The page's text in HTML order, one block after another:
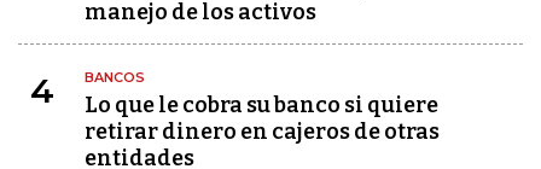
manejo de los activos
4 BANCOS
Lo que le cobra su banco si quiere
retirar dinero en cajeros de otras
entidades